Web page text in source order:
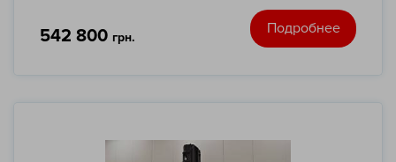
542 800 грн.
Подробнее